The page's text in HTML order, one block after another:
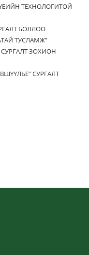
ТЕХНОЛОГИТОЙ
БОЛЛОО
ТУСЛАМЖ”
ЗОХИОН
СУРГАЛТ